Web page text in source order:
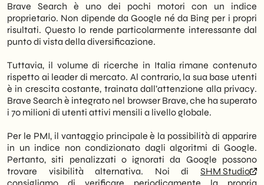
Brave Search è uno dei pochi motori con un indice
proprietario. Non dipende da Google né da Bing per i propri
risultati. Questo lo rende particolarmente interessante dal
punto di vista della diversificazione.
Tuttavia, il volume di ricerche in Italia rimane contenuto
rispetto ai leader di mercato. Al contrario, la sua base utenti
è in crescita costante, trainata dall’attenzione alla privacy.
Brave Search è integrato nel browser Brave, che ha superato
i 70 milioni di utenti attivi mensili a livello globale.
Per le PMI, il vantaggio principale è la possibilità di apparire
in un indice non condizionato dagli algoritmi di Google.
Pertanto, siti penalizzati o ignorati da Google possono
trovare visibilità alternativa. Noi di SHM Studio